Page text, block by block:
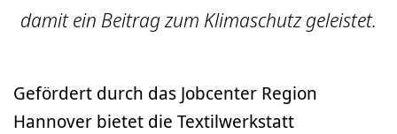
damit ein Beitrag zum Klimaschutz geleistet.
Gefördert durch das Jobcenter Region
Hannover bietet die Textilwerkstatt